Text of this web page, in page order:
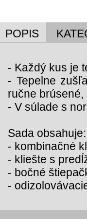
POPIS
- Každý kus je
- Tepelne
ručne
- V súlade s
Sada obsahuje:
- kombinačné
- kliešte s
- bočné
-